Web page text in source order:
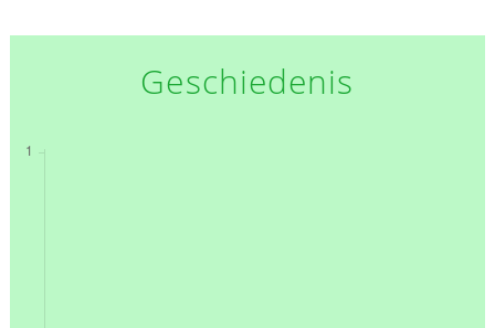
Geschiedenis